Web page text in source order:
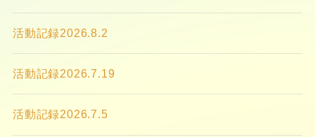
活動記録2026.8.2
活動記録2026.7.19
活動記録2026.7.5